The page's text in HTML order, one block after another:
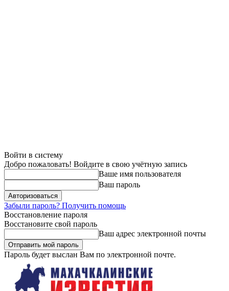
Войти в систему
Добро пожаловать! Войдите в свою учётную запись
Ваше имя пользователя
Ваш пароль
Забыли пароль? Получить помощь
Восстановление пароля
Восстановите свой пароль
Ваш адрес электронной почты
Пароль будет выслан Вам по электронной почте.